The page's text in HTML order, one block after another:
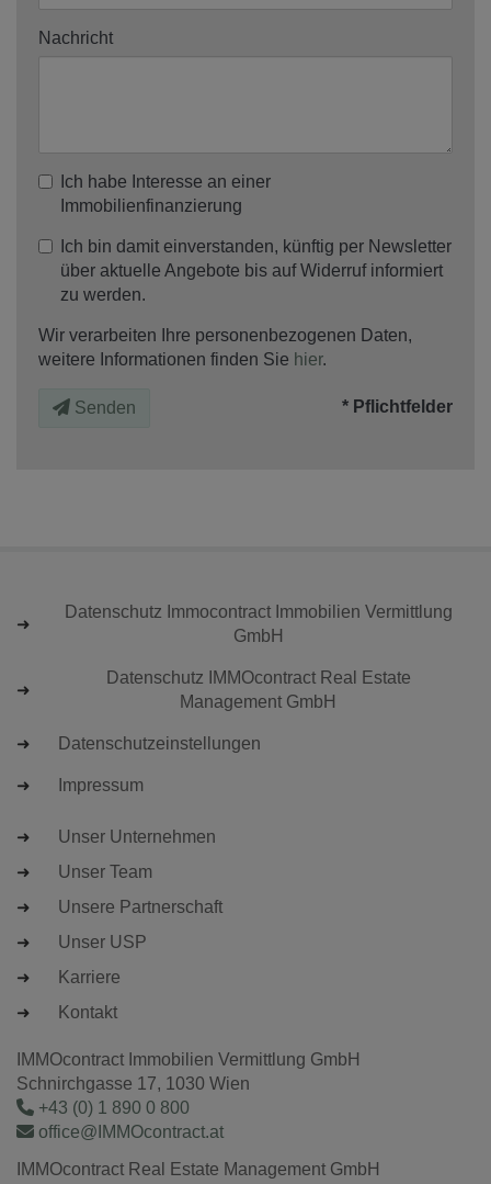
Nachricht
Ich habe Interesse an einer
Immobilienfinanzierung
Ich bin damit einverstanden, künftig per Newsletter
über aktuelle Angebote bis auf Widerruf informiert
zu werden.
Wir verarbeiten Ihre personenbezogenen Daten,
weitere Informationen finden Sie hier.
Senden * Pflichtfelder
Datenschutz Immocontract Immobilien Vermittlung
GmbH
Datenschutz IMMOcontract Real Estate
Management GmbH
Datenschutzeinstellungen
Impressum
Unser Unternehmen
Unser Team
Unsere Partnerschaft
Unser USP
Karriere
Kontakt
IMMOcontract Immobilien Vermittlung GmbH
Schnirchgasse 17, 1030 Wien
+43 (0) 1 890 0 800
office@IMMOcontract.at
IMMOcontract Real Estate Management GmbH